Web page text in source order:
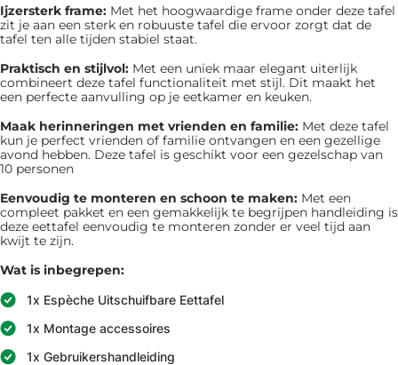
Ijzersterk frame: Met het hoogwaardige frame onder deze tafel
zit je aan een sterk en robuuste tafel die ervoor zorgt dat de
tafel ten alle tijden stabiel staat.
Praktisch en stijlvol: Met een uniek maar elegant uiterlijk
combineert deze tafel functionaliteit met stijl. Dit maakt het
een perfecte aanvulling op je eetkamer en keuken.
Maak herinneringen met vrienden en familie: Met deze tafel
kun je perfect vrienden of familie ontvangen en een gezellige
avond hebben. Deze tafel is geschikt voor een gezelschap van
10 personen
Eenvoudig te monteren en schoon te maken: Met een
compleet pakket en een gemakkelijk te begrijpen handleiding is
deze eettafel eenvoudig te monteren zonder er veel tijd aan
kwijt te zijn.
Wat is inbegrepen:
1x Espèche Uitschuifbare Eettafel
1x Montage accessoires
1x Gebruikershandleiding